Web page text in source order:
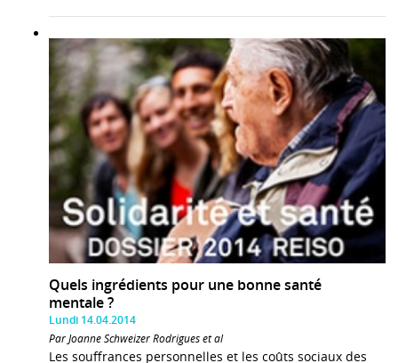
Quels ingrédients pour une bonne santé
mentale ?
Lundi 14.04.2014
Par Joanne Schweizer Rodrigues et al
Les souffrances personnelles et les coûts sociaux des